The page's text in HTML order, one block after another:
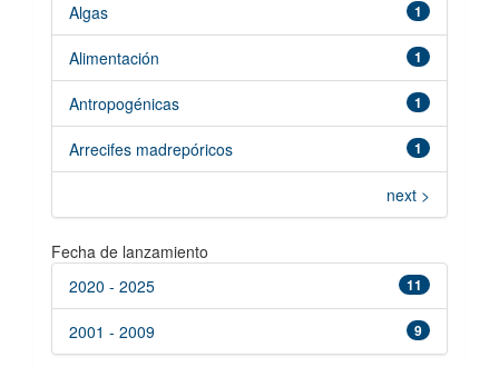
1
Algas
1
Alimentación
1
Antropogénicas
1
Arrecifes madrepóricos
next >
Fecha de lanzamiento
11
2020 - 2025
9
2001 - 2009